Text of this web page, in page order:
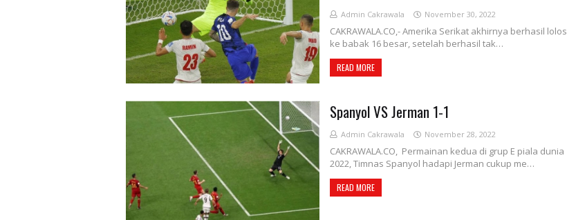
Admin Cakrawala November 30, 2022
CAKRAWALA.CO,- Amerika Serikat akhirnya berhasil lolos
ke babak 16 besar, setelah berhasil tak…
READ MORE
Spanyol VS Jerman 1-1
Admin Cakrawala November 28, 2022
CAKRAWALA.CO, Permainan kedua di grup E piala dunia
2022, Timnas Spanyol hadapi Jerman cukup me…
READ MORE